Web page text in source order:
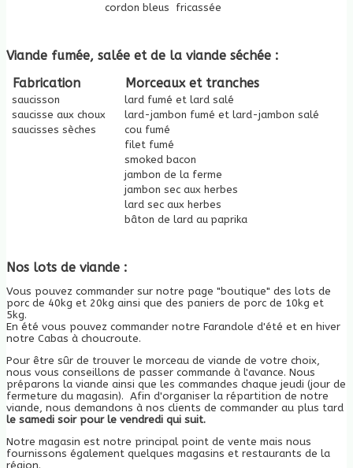
cordon bleus
fricassée
Viande fumée, salée et de la viande séchée :
Fabrication
Morceaux et tranches
saucisson
lard fumé et lard salé
saucisse aux choux
lard-jambon fumé et lard-jambon salé
saucisses sèches
cou fumé
filet fumé
smoked bacon
jambon de la ferme
jambon sec aux herbes
lard sec aux herbes
bâton de lard au paprika
Nos lots de viande :
Vous pouvez commander sur notre page "boutique" des lots de
porc de 40kg et 20kg ainsi que des paniers de porc de 10kg et
5kg.
En été vous pouvez commander notre Farandole d'été et en hiver
notre Cabas à choucroute.
Pour être sûr de trouver le morceau de viande de votre choix,
nous vous conseillons de passer commande à l'avance. Nous
préparons la viande ainsi que les commandes chaque jeudi (jour de
fermeture du magasin). Afin d'organiser la répartition de notre
viande, nous demandons à nos clients de commander au plus tard
le samedi soir pour le vendredi qui suit.
Notre magasin est notre principal point de vente mais nous
fournissons également quelques magasins et restaurants de la
région.